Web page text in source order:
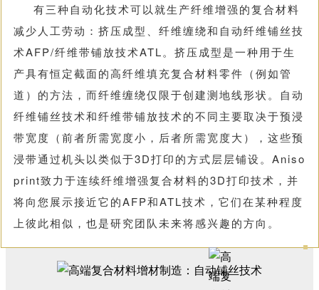
有三种自动化技术可以就生产纤维增强的复合材料
减少人工劳动：挤压成型、纤维缠绕和自动纤维铺丝技
术AFP/纤维带铺放技术ATL。挤压成型是一种用于生
产具有恒定截面的高纤维填充复合材料零件（例如管
道）的方法，而纤维缠绕仅限于创建测地线形状。自动
纤维铺丝技术和纤维带铺放技术的不同主要取决于预浸
带宽度（前者所需宽度小，后者所需宽度大），这些预
浸带通过机头以类似于3D打印的方式层层铺设。Aniso
print致力于连续纤维增强复合材料的3D打印技术，并
将向您展示接近它的AFP和ATL技术，它们在某种程度
上彼此相似，也是研究团队未来将感兴趣的方向。